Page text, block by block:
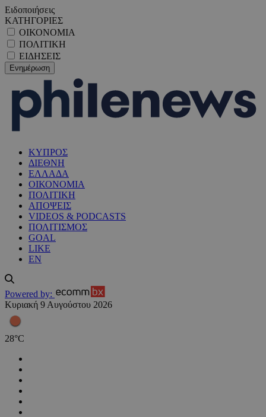
Ειδοποιήσεις
ΚΑΤΗΓΟΡΙΕΣ
ΟΙΚΟΝΟΜΙΑ
ΠΟΛΙΤΙΚΗ
ΕΙΔΗΣΕΙΣ
ΚΥΠΡΟΣ
ΔΙΕΘΝΗ
ΕΛΛΑΔΑ
ΟΙΚΟΝΟΜΙΑ
ΠΟΛΙΤΙΚΗ
ΑΠΟΨΕΙΣ
VIDEOS & PODCASTS
ΠΟΛΙΤΙΣΜΟΣ
GOAL
LIKE
EN
Powered by:
Κυριακή 9 Αυγούστου 2026
28°C